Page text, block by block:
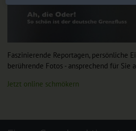
Faszinierende Reportagen, persönliche
berührende Fotos - ansprechend für Sie
Jetzt online schmökern